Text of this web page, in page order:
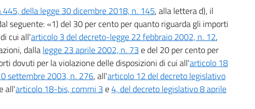
della legge 30 dicembre 2018, n. 145, alla lettera d), il
seguente: «1) del 30 per cento per quanto riguarda gli importi
cui all'articolo 3 del decreto-legge 22 febbraio 2002, n. 12,
dallalegge 23 aprile 2002, n. 73 e del 20 per cento per
dovuti per la violazione delle disposizioni di cui all'articolo 18
settembre 2003, n. 276, all'articolo 12 del decreto legislativo
all'articolo 18-bis, commi 3 e4, del decreto legislativo 8 aprile